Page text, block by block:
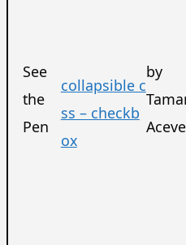
See
the
Pen
collapsible c
ss – checkb
ox
by